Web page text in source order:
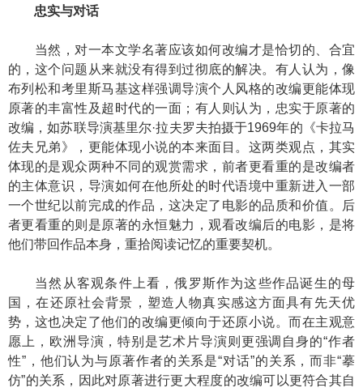
忠实与对话
当然，对一本文学名著应该如何改编才是恰切的、合宜
的，这个问题从来就没有得到过彻底的解决。有人认为，像
布列松和考里斯马基这样强调导演个人风格的改编更能体现
原著的丰富性及超时代的一面；有人则认为，忠实于原著的
改编，如苏联导演基里尔·拉夫罗夫拍摄于1969年的《卡拉马
佐夫兄弟》，更能体现小说的本来面目。这两类观点，其实
体现的是观众两种不同的观赏需求，前者更看重的是改编者
的主体意识，导演如何在他所处的时代语境中重新进入一部
一个世纪以前完成的作品，这决定了电影的品质和价值。后
者更看重的则是原著的永恒魅力，观看改编后的电影，是将
他们带回作品本身，重拾阅读记忆的重要契机。
当然从客观条件上看，俄罗斯作为这些作品诞生的母
国，在还原社会背景，塑造人物真实感这方面具有先天优
势，这也决定了他们的改编更倾向于还原小说。而在主观意
愿上，欧洲导演，特别是艺术片导演则更强调自身的“作者
性”，他们认为与原著作者的关系是“对话”的关系，而非“摹
仿”的关系，因此对原著进行更大程度的改编可以更符合其自